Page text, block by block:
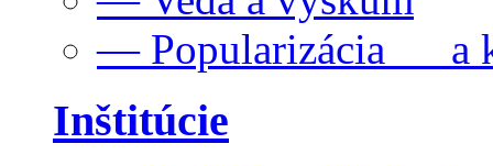
— Popularizácia a
Inštitúcie